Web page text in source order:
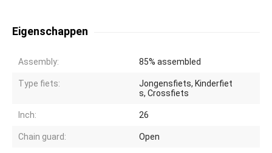
Eigenschappen
Assembly: 85% assembled
Type fiets:
Jongensfiets, Kinderfiet
s, Crossfiets
Inch: 26
Chain guard: Open